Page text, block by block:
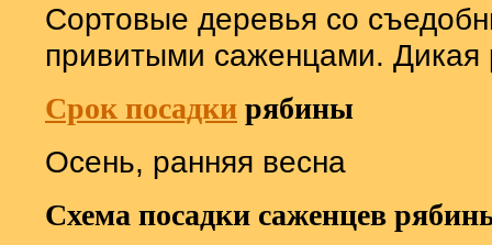
Сортовые деревья со
привитыми саженцами.
Срок посадки рябины
Осень, ранняя весна
Схема посадки саженцев